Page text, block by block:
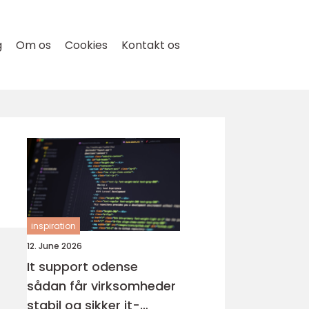
Om os Cookies Kontakt os
inspiration
12. June 2026
It support odense
sådan får virksomheder
stabil og sikker it-